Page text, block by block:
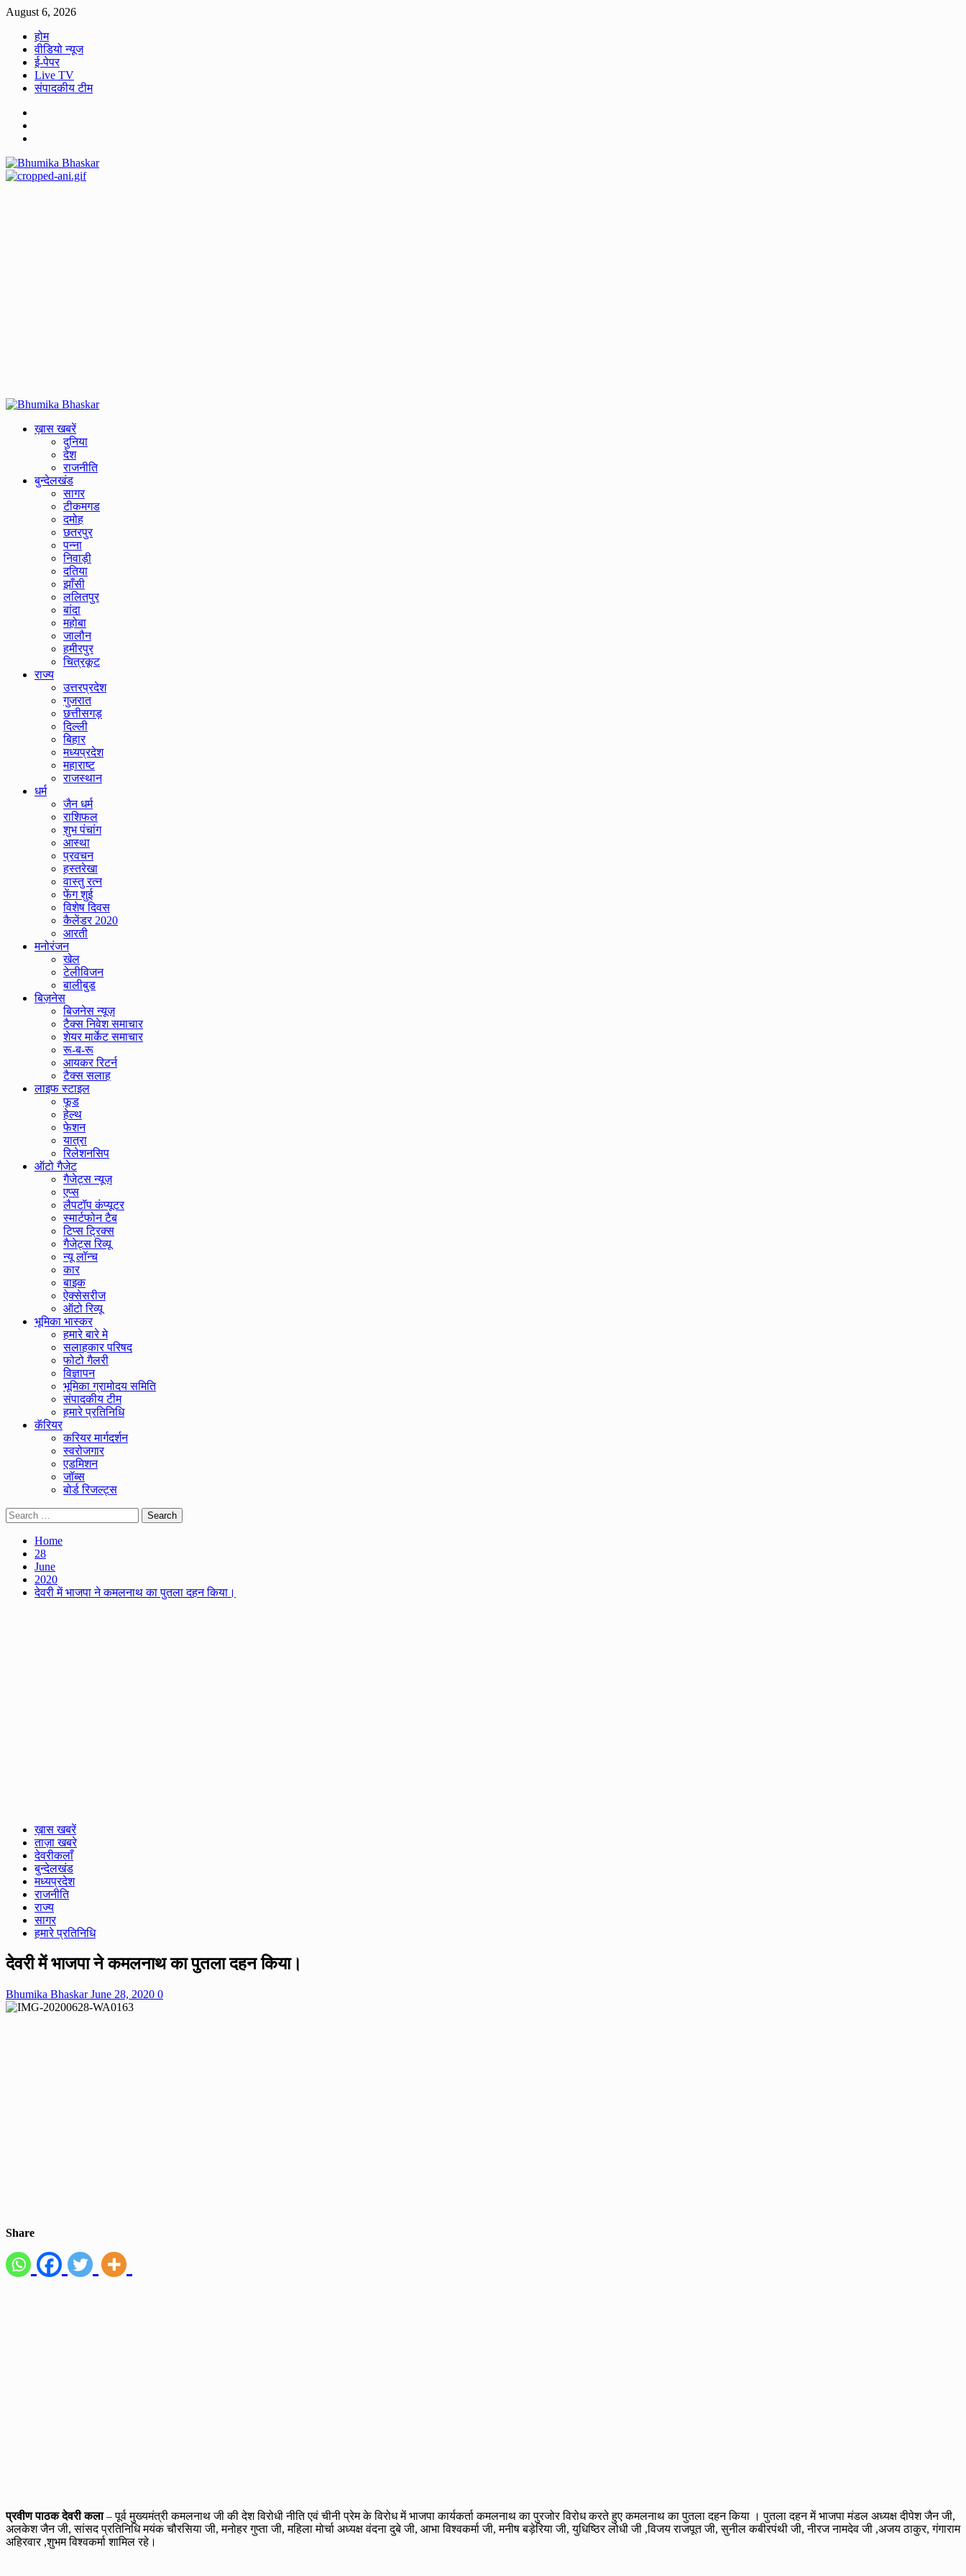
Skip
content
August 6, 2026
होम
वीडियो न्यूज
ई-पेपर
Live TV
संपादकीय टीम
Primary
ख़ास खबरें
दुनिया
देश
राजनीति
बुन्देलखंड
सागर
टीकमगड
दमोह
छतरपुर
पन्ना
निवाड़ी
दतिया
झाँसी
ललितपुर
बांदा
महोबा
जालौन
हमीरपुर
चित्रकूट
राज्य
उत्तरप्रदेश
गुजरात
छत्तीसगड़
दिल्ली
बिहार
मध्यप्रदेश
महाराष्ट
राजस्थान
धर्म
जैन धर्म
राशिफल
शुभ पंचांग
आस्था
प्रवचन
हस्तरेखा
वास्तु रत्न
फेंग शुई
विशेष दिवस
कैलेंडर 2020
आरती
मनोरंजन
खेल
टेलीविजन
बालीबुड
बिज़नेस
बिजनेस न्यूज़
टैक्स निवेश समाचार
शेयर मार्केट समाचार
रू-ब-रू
आयकर रिटर्न
टैक्स सलाह
लाइफ स्टाइल
फूड
हेल्थ
फेशन
यात्रा
रिलेशनसिप
ऑटो गैजेट
गैजेट्स न्यूज़
एप्स
लैपटॉप कंप्यूटर
स्मार्टफोन टैब
टिप्स ट्रिक्स
गैजेट्स रिव्यू
न्यू लॉन्च
कार
बाइक
ऐक्सेसरीज
ऑटो रिव्यू
भूमिका भास्कर
हमारे बारे मे
सलाहकार परिषद
फोटो गैलरी
विज्ञापन
भूमिका ग्रामोदय समिति
संपादकीय टीम
हमारे प्रतिनिधि
कॅरियर
करियर मार्गदर्शन
स्वरोजगार
एडमिशन
जॉब्स
बोर्ड रिजल्ट्स
Search
for:
Home
28
June
2020
देवरी में भाजपा ने कमलनाथ का पुतला दहन किया।
ख़ास खबरें
ताज़ा खबरे
देवरीकलाँ
बुन्देलखंड
मध्यप्रदेश
राजनीति
राज्य
सागर
हमारे प्रतिनिधि
देवरी में भाजपा ने कमलनाथ का पुतला दहन किया।
Bhumika BhaskarJune 28, 2020 0
Share
प्रवीण पाठक देवरी कला– पूर्व मुख्यमंत्री कमलनाथ जी की देश विरोधी नीति एवं चीनी प्रेम के विरोध में भाजपा कार्यकर्ता कमलनाथ का पुरजोर विरोध करते हुए कमलनाथ का पुतला दहन किया । पुतला दहन में भाजपा मंडल अध्यक्ष दीपेश जैन जी,
अलकेश जैन जी, सांसद प्रतिनिधि मयंक चौरसिया जी, मनोहर गुप्ता जी, महिला मोर्चा अध्यक्ष वंदना दुबे जी, आभा विश्वकर्मा जी, मनीष बड़ेरिया जी, युधिष्ठिर लोधी जी ,विजय राजपूत जी, सुनील कबीरपंथी जी, नीरज नामदेव जी ,अजय ठाकुर, गंगाराम
अहिरवार ,शुभम विश्वकर्मा शामिल रहे।